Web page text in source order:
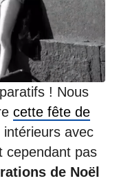
! Nous
cette fête de
avec
cependant pas
de Noël